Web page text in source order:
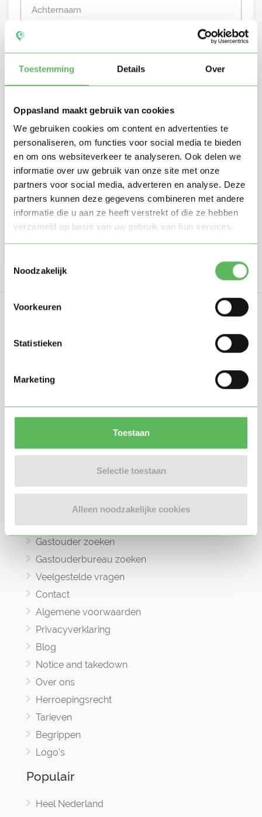
Toestemming Details Over
Oppasland maakt gebruik van cookies
We gebruiken cookies om content en advertenties te
personaliseren, om functies voor social media te bieden
en om ons websiteverkeer te analyseren. Ook delen we
informatie over uw gebruik van onze site met onze
partners voor social media, adverteren en analyse. Deze
partners kunnen deze gegevens combineren met andere
informatie die u aan ze heeft verstrekt of die ze hebben
verzameld op basis van uw gebruik van hun services.
Noodzakelijk
Voorkeuren
Statistieken
Marketing
Toestaan
Selectie toestaan
Alleen noodzakelijke cookies
Stuur mij nieuwe profielen in mijn omgeving per
e-mail
Door te registreren ga je akkoord met deAlgemene
voorwaardenvan Oppasland.
Gratis aanmelden
in 2017, bedoeld om ouders, oppassers en
brengen.
Oppas zoeken
Oppaswerk zoeken
Gastouder zoeken
Gastouderbureau zoeken
Veelgestelde vragen
Contact
Algemene voorwaarden
Privacyverklaring
Blog
Notice and takedown
Over ons
Herroepingsrecht
Tarieven
Begrippen
Logo's
Populair
Heel Nederland